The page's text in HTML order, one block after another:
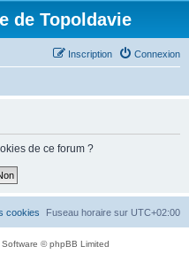
de Topoldavie
Connexion
Inscription
de ce forum ?
Fuseau horaire sur UTC+02:00
cookies
© phpBB Limited